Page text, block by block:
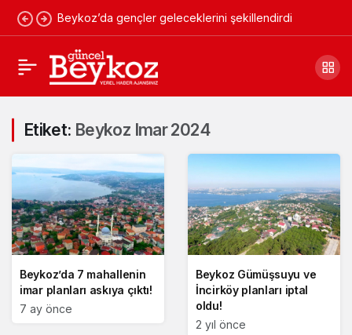
Beykoz’da gençler geleceklerini şekillendirdi
Etiket: Beykoz Imar 2024
Beykoz’da 7 mahallenin
imar planları askıya çıktı!
7 ay önce
Beykoz Gümüşsuyu ve
İncirköy planları iptal
oldu!
2 yıl önce